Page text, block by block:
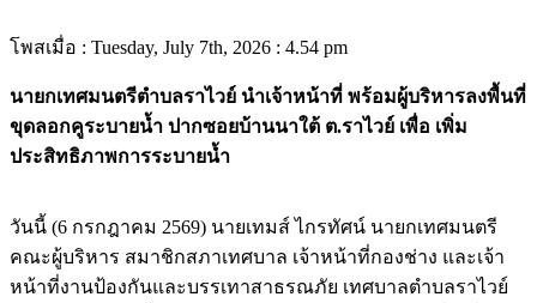
โพสเมื่อ : Tuesday, July 7th, 2026 : 4.54 pm
นายกเทศมนตรีตำบลราไวย์ นำเจ้าหน้าที่ พร้อมผู้บริหารลงพื้นที่
ขุดลอกคูระบายน้ำ ปากซอยบ้านนาใต้ ต.ราไวย์ เพื่อ เพิ่ม
ประสิทธิภาพการระบายน้ำ
วันนี้ (6 กรกฎาคม 2569) นายเทมส์ ไกรทัศน์ นายกเทศมนตรี
คณะผู้บริหาร สมาชิกสภาเทศบาล เจ้าหน้าที่กองช่าง และเจ้า
หน้าที่งานป้องกันและบรรเทาสาธรณภัย เทศบาลตำบลราไวย์